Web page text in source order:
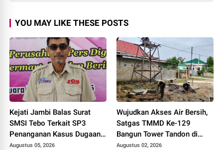
YOU MAY LIKE THESE POSTS
Kejati Jambi Balas Surat
SMSI Tebo Terkait SP3
Penanganan Kasus Dugaan
Korupsi di DPUPR Tebo Rp
Augustus 05, 2026
Wujudkan Akses Air Bersih,
Satgas TMMD Ke-129
Bangun Tower Tandon di
Desa Tanjung Agung
Augustus 02, 2026